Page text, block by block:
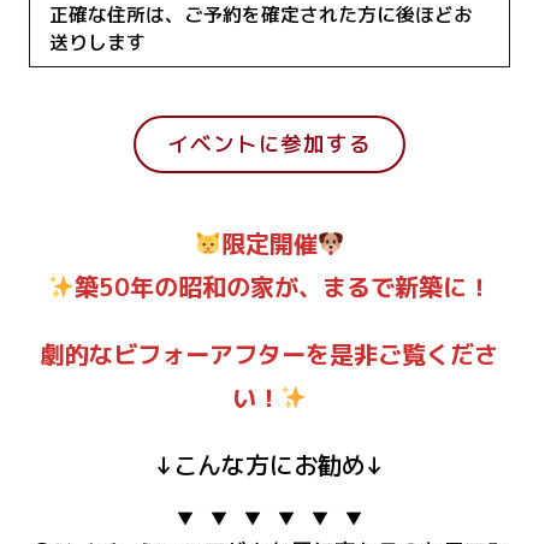
正確な住所は、ご予約を確定された方に後ほどお
送りします
イベントに参加する
限定開催
築50年の昭和の家が、まるで新築に！
劇的なビフォーアフターを是非ご覧くださ
い！
↓こんな方にお勧め↓
▼ ▼ ▼ ▼ ▼ ▼